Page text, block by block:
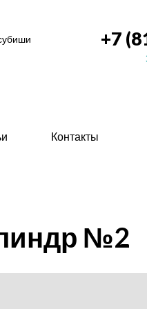
+7
Контакты
№2